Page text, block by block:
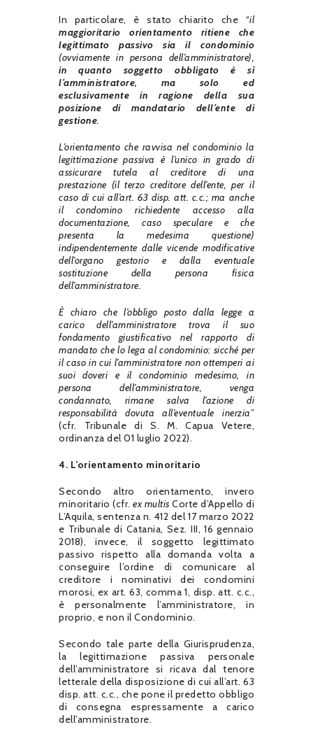
In particolare, è stato chiarito che “il
maggioritario orientamento ritiene che
legittimato passivo sia il condominio
(ovviamente in persona dell’amministratore),
in quanto soggetto obbligato è sì
l’amministratore, ma solo ed
esclusivamente in ragione della sua
posizione di mandatario dell’ente di
gestione.
L’orientamento che ravvisa nel condominio la
legittimazione passiva è l’unico in grado di
assicurare tutela al creditore di una
prestazione (il terzo creditore dell’ente, per il
caso di cui all’art. 63 disp. att. c.c.; ma anche
il condomino richiedente accesso alla
documentazione, caso speculare e che
presenta la medesima questione)
indipendentemente dalle vicende modificative
dell’organo gestorio e dalla eventuale
sostituzione della persona fisica
dell’amministratore.
È chiaro che l’obbligo posto dalla legge a
carico dell’amministratore trova il suo
fondamento giustificativo nel rapporto di
mandato che lo lega al condominio: sicché per
il caso in cui l’amministratore non ottemperi ai
suoi doveri e il condominio medesimo, in
persona dell’amministratore, venga
condannato, rimane salva l’azione di
responsabilità dovuta all’eventuale inerzia”
(cfr. Tribunale di S. M. Capua Vetere,
ordinanza del 01 luglio 2022).
4. L’orientamento minoritario
Secondo altro orientamento, invero
minoritario (cfr. ex multis Corte d’Appello di
L’Aquila, sentenza n. 412 del 17 marzo 2022
e Tribunale di Catania, Sez. III, 16 gennaio
2018), invece, il soggetto legittimato
passivo rispetto alla domanda volta a
conseguire l’ordine di comunicare al
creditore i nominativi dei condomini
morosi, ex art. 63, comma 1, disp. att. c.c.,
è personalmente l’amministratore, in
proprio, e non il Condominio.
Secondo tale parte della Giurisprudenza,
la legittimazione passiva personale
dell’amministratore si ricava dal tenore
letterale della disposizione di cui all’art. 63
disp. att. c.c., che pone il predetto obbligo
di consegna espressamente a carico
dell’amministratore.